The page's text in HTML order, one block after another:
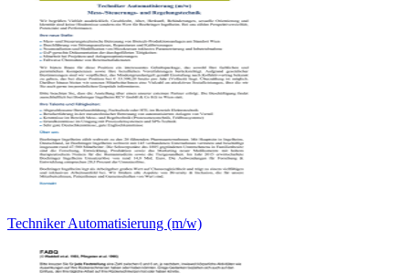
Techniker Automatisierung (m/w)